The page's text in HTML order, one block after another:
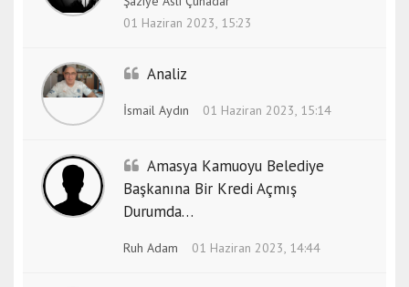
01 Haziran 2023, 15:23
Analiz
İsmail Aydın 01 Haziran 2023, 15:14
Amasya Kamuoyu Belediye
Başkanına Bir Kredi Açmış
Durumda…
Ruh Adam 01 Haziran 2023, 14:44